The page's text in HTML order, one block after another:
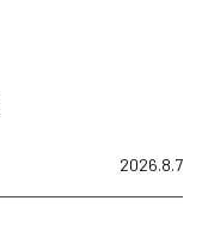
2026.8.7